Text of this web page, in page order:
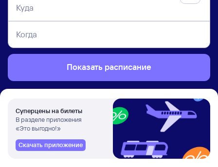
Куда
Когда
Показать расписание
Суперцены на билеты
В разделе приложения
«Это выгодно!»
Скачать приложение